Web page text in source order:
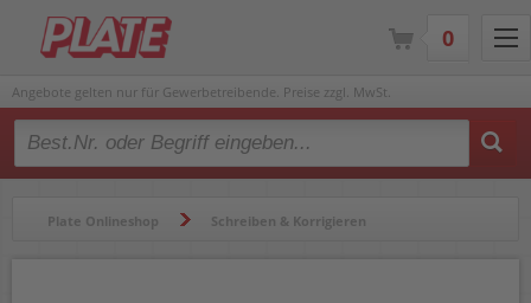
Angebote gelten nur für Gewerbetreibende. Preise zzgl. MwSt.
Type 2 or more characters for results.
Plate Onlineshop Schreiben & Korrigieren
0